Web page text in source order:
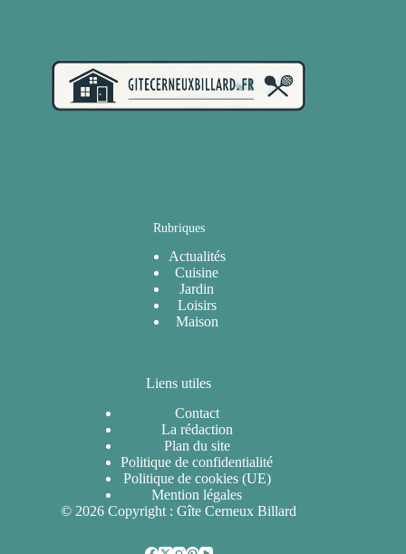
Rubriques
Actualités
Cuisine
Jardin
Loisirs
Maison
Liens utiles
Contact
La rédaction
Plan du site
Politique de confidentialité
Politique de cookies (UE)
Mention légales
© 2026 Copyright : Gîte Cerneux Billard